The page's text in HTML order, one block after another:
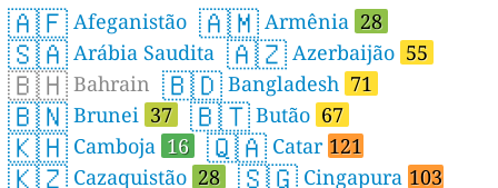
🇦🇫 Afeganistão 🇦🇲 Armênia 28
🇸🇦 Arábia Saudita 🇦🇿 Azerbaijão 55
🇧🇭 Bahrain 🇧🇩 Bangladesh 71
🇧🇳 Brunei 37 🇧🇹 Butão 67
🇰🇭 Camboja 16 🇶🇦 Catar 121
🇰🇿 Cazaquistão 28 🇸🇬 Cingapura 103